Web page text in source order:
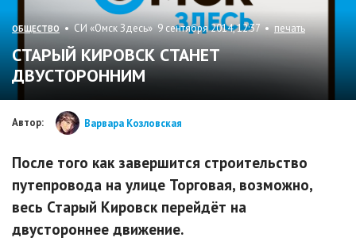
ОБЩЕСТВО • СИ «Омск Здесь» 9 сентября 2014, 12:37 • печать
СТАРЫЙ КИРОВСК СТАНЕТ
ДВУСТОРОННИМ
Автор: Варвара Козловская
После того как завершится строительство
путепровода на улице Торговая, возможно,
весь Старый Кировск перейдёт на
двустороннее движение.